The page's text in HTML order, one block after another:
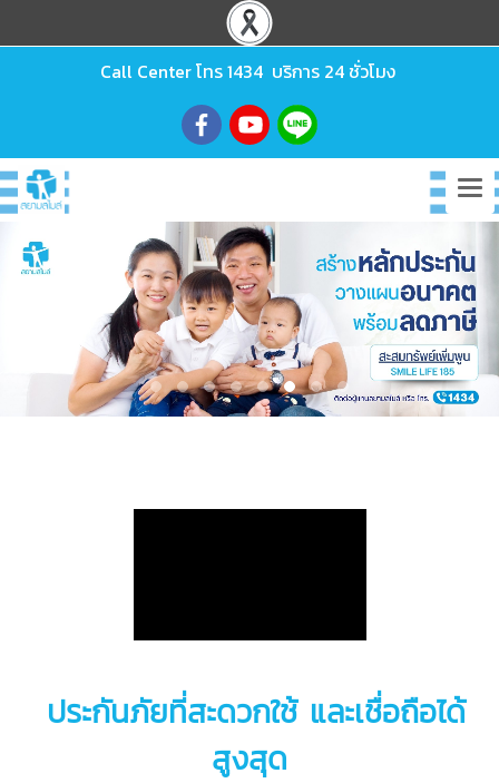
Call Center โทร1434บริการ 24 ชั่วโมง
ประกันภัยที่สะดวกใช้ และเชื่อถือได้
สูงสุด